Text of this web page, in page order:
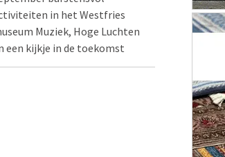
in het Westfries
Muziek, Hoge Luchten
een kijkje in de toekomst